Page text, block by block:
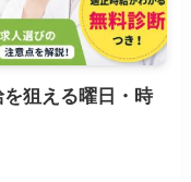
狙える曜日・時